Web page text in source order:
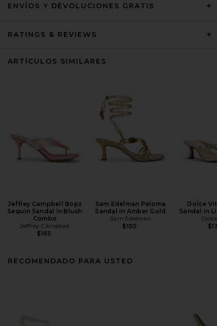
ENVÍOS Y DEVOLUCIONES GRATIS
RATINGS & REVIEWS
ARTÍCULOS SIMILARES
Jeffrey Campbell Bopz
Sequin Sandal in Blush
Combo
Jeffrey Campbell
$165
Sam Edelman Paloma
Sandal in Amber Gold
Sam Edelman
$150
Dolce
Sandal in
RECOMENDADO PARA USTED